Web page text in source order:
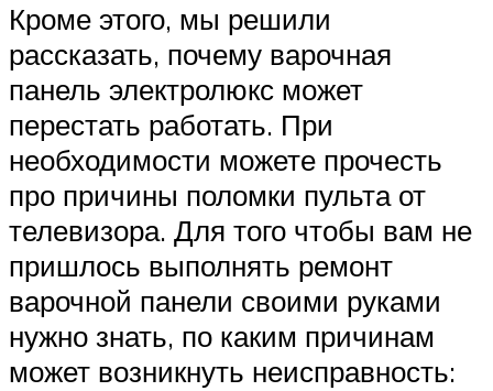
Кроме этого, мы решили
рассказать, почему варочная
панель электролюкс может
перестать работать. При
необходимости можете прочесть
про причины поломки пульта от
телевизора. Для того чтобы вам не
пришлось выполнять ремонт
варочной панели своими руками
нужно знать, по каким причинам
может возникнуть неисправность: